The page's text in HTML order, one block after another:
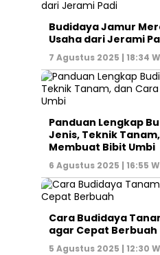
Budidaya Jamur
Usaha dari Jerami
7 Agustus 2025 | 18:34
Panduan Lengkap
Jenis, Teknik
Membuat Bibit Umbi
6 Agustus 2025 | 16:55
Cara Budidaya
agar Cepat Berbuah
5 Agustus 2025 | 12:30